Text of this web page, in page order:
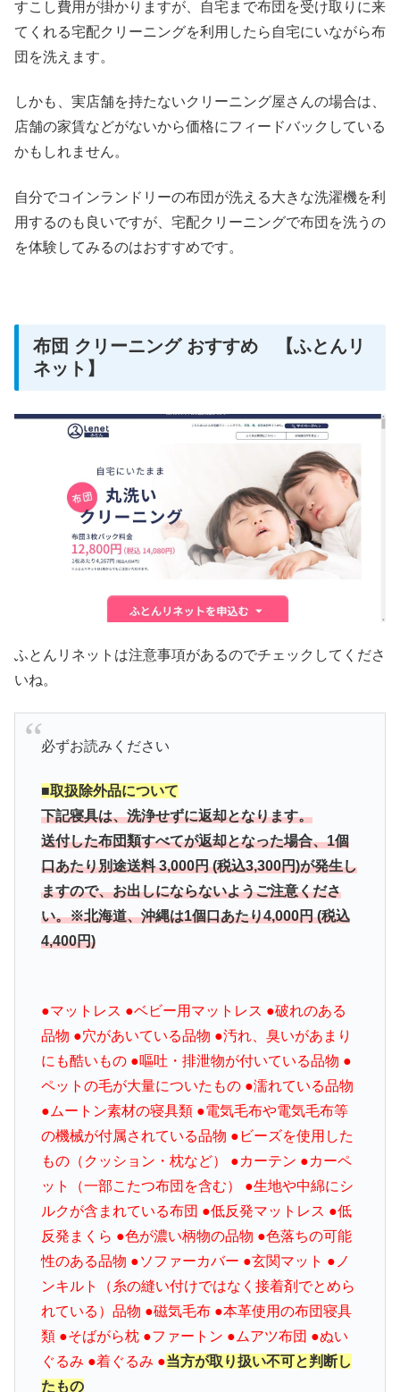
すこし費用が掛かりますが、自宅まで布団を受け取りに来
てくれる宅配クリーニングを利用したら自宅にいながら布
団を洗えます。
しかも、実店舗を持たないクリーニング屋さんの場合は、
店舗の家賃などがないから価格にフィードバックしている
かもしれません。
自分でコインランドリーの布団が洗える大きな洗濯機を利
用するのも良いですが、宅配クリーニングで布団を洗うの
を体験してみるのはおすすめです。
布団 クリーニング おすすめ 【ふとんリ
ネット】
ふとんリネットは注意事項があるのでチェックしてくださ
いね。
必ずお読みください
■取扱除外品について
下記寝具は、洗浄せずに返却となります。
送付した布団類すべてが返却となった場合、1個
口あたり別途送料 3,000円 (税込3,300円)が発生し
ますので、お出しにならないようご注意くださ
い。※北海道、沖縄は1個口あたり4,000円 (税込
4,400円)
●マットレス ●ベビー用マットレス ●破れのある
品物 ●穴があいている品物 ●汚れ、臭いがあまり
にも酷いもの ●嘔吐・排泄物が付いている品物 ●
ペットの毛が大量についたもの ●濡れている品物
●ムートン素材の寝具類 ●電気毛布や電気毛布等
の機械が付属されている品物 ●ビーズを使用した
もの（クッション・枕など） ●カーテン ●カーペ
ット（一部こたつ布団を含む） ●生地や中綿にシ
ルクが含まれている布団 ●低反発マットレス ●低
反発まくら ●色が濃い柄物の品物 ●色落ちの可能
性のある品物 ●ソファーカバー ●玄関マット ●ノ
ンキルト（糸の縫い付けではなく接着剤でとめら
れている）品物 ●磁気毛布 ●本革使用の布団寝具
類 ●そばがら枕 ●ファートン ●ムアツ布団 ●ぬい
ぐるみ ●着ぐるみ ●当方が取り扱い不可と判断し
たもの